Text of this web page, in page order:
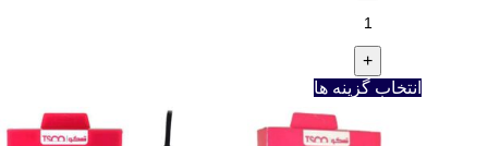
انتخاب گزینه ها